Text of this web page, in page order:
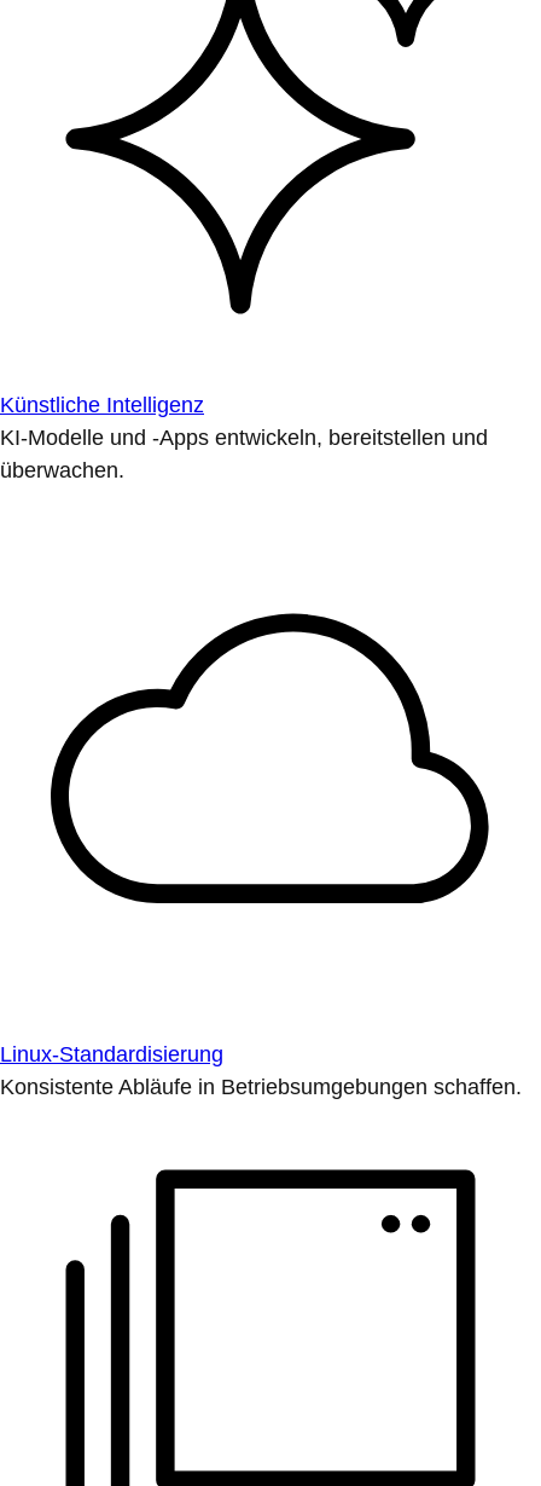
Künstliche Intelligenz
KI-Modelle und -Apps entwickeln, bereitstellen und
überwachen.
Linux-Standardisierung
Konsistente Abläufe in Betriebsumgebungen schaffen.